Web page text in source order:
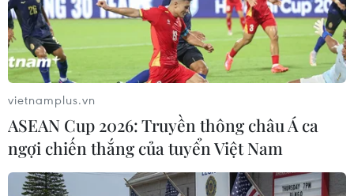
Dân chúng Philippine ủng hộ chiến dịch
vietnamplus.vn
ASEAN Cup 2026: Truyền thông châu Á ca
ngợi chiến thắng của tuyển Việt Nam